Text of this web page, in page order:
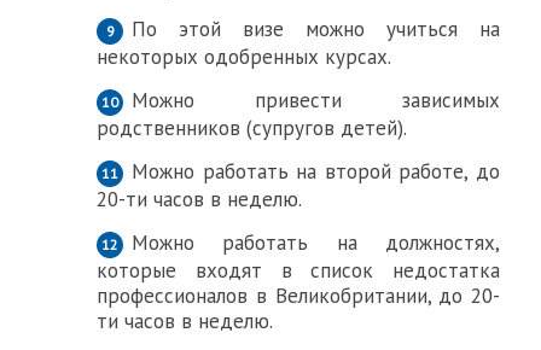
По этой визе можно учиться на
некоторых одобренных курсах.
Можно привести зависимых
родственников (супругов детей).
Можно работать на второй работе, до
20-ти часов в неделю.
Можно работать на должностях,
которые входят в список недостатка
профессионалов в Великобритании, до 20-
ти часов в неделю.